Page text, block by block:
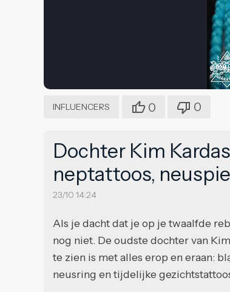
INFLUENCERS 0 0
Dochter Kim
neptattoos,
23/10 14:24
Als je dacht dat je op je twaalfde
nog niet. De oudste dochter van
te zien is met alles erop en eraan:
neusring en tijdelijke